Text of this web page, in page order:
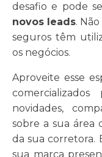
desafio e pode
novos leads.
seguros têm
os negócios.
Aproveite esse
novidades,
sobre a sua área
da sua corretora.
sua marca